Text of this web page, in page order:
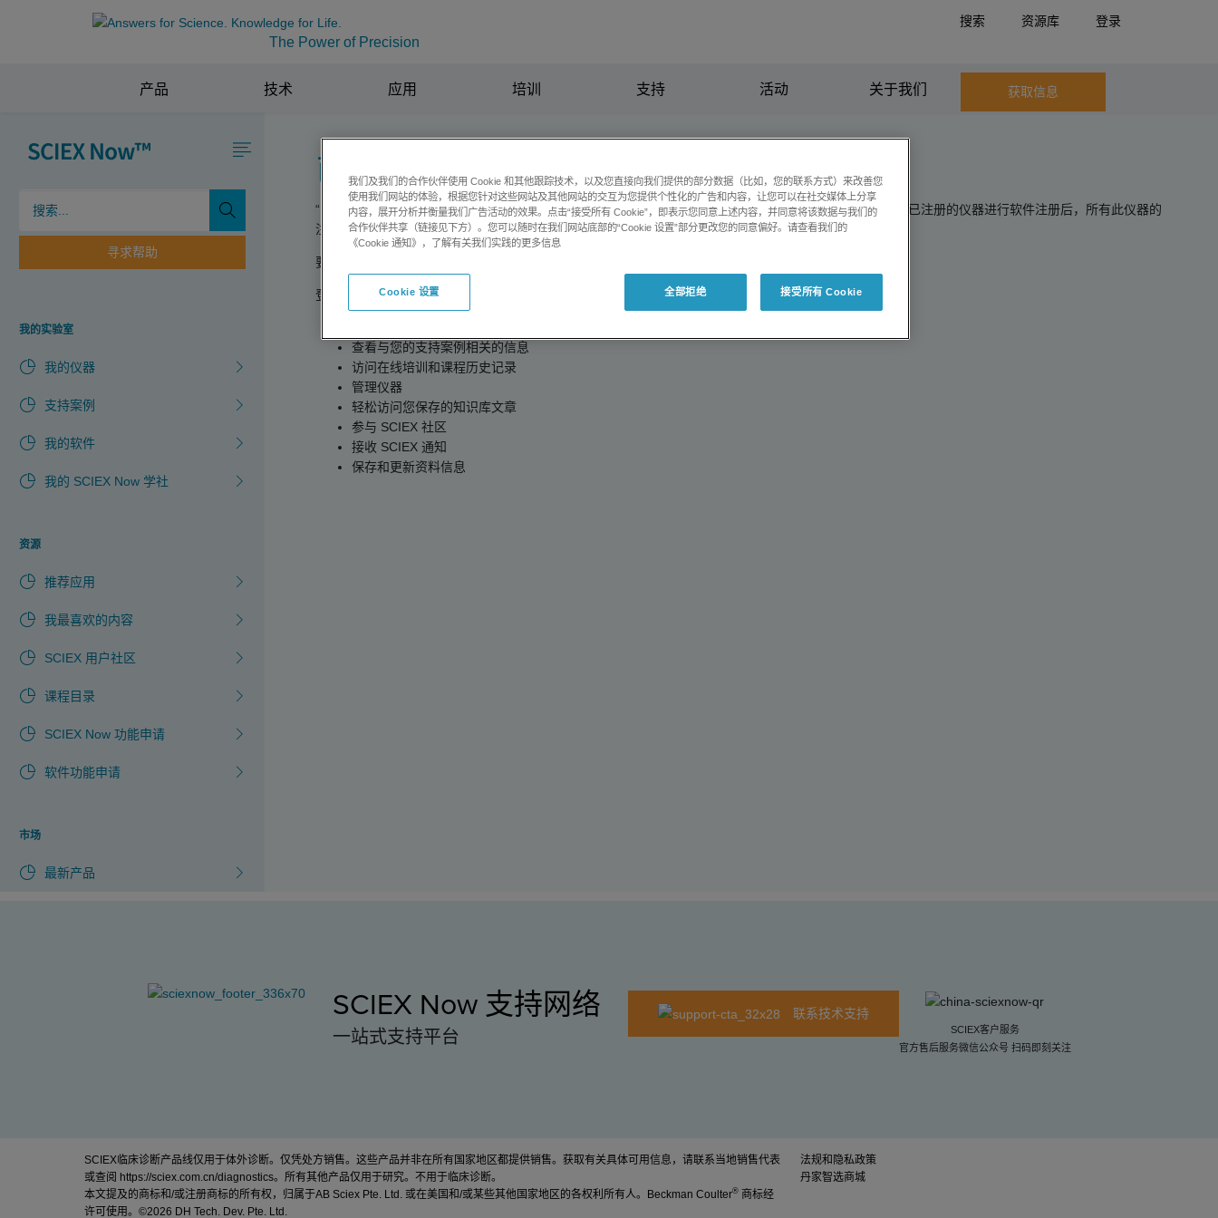
The Power of Precision
搜索 资源库 登录
产品 技术 应用 培训 支持 活动 关于我们 获取信息
寻求帮助
我的实验室
我的仪器
支持案例
我的软件
我的 SCIEX Now 学社
资源
推荐应用
我最喜欢的内容
SCIEX 用户社区
课程目录
SCIEX Now 功能申请
软件功能申请
市场
最新产品
已注册的软件
“已注册的软件”是您查看和管理软件激活的第一站。在这里您可以提交软件支持请求并查看软件状态。在对已注册的仪器进行软件注册后，所有此仪器的
注册用户都将享受软件支持。
要获取全面支持和访问个人信息，请
登录后，您可以：
查看与您的支持案例相关的信息
访问在线培训和课程历史记录
管理仪器
轻松访问您保存的知识库文章
参与 SCIEX 社区
接收 SCIEX 通知
保存和更新资料信息
SCIEX Now 支持网络
一站式支持平台
联系技术支持
SCIEX客户服务
官方售后服务微信公众号 扫码即刻关注
SCIEX临床诊断产品线仅用于体外诊断。仅凭处方销售。这些产品并非在所有国家地区都提供销售。获取有关具体可用信息，请联系当地销售代表
或查阅 https://sciex.com.cn/diagnostics。所有其他产品仅用于研究。不用于临床诊断。
本文提及的商标和/或注册商标的所有权，归属于AB Sciex Pte. Ltd. 或在美国和/或某些其他国家地区的各权利所有人。Beckman Coulter® 商标经
许可使用。©2026 DH Tech. Dev. Pte. Ltd.
法规和隐私政策
丹家智选商城
我们及我们的合作伙伴使用 Cookie 和其他跟踪技术，以及您直接向我们提供的部分数据（比如，您的联系方式）来改善您
使用我们网站的体验，根据您针对这些网站及其他网站的交互为您提供个性化的广告和内容，让您可以在社交媒体上分享
内容，展开分析并衡量我们广告活动的效果。点击“接受所有 Cookie”，即表示您同意上述内容，并同意将该数据与我们的
合作伙伴共享（链接见下方）。您可以随时在我们网站底部的“Cookie 设置”部分更改您的同意偏好。请查看我们的
《Cookie 通知》，了解有关我们实践的更多信息
Cookie 设置 全部拒绝 接受所有 Cookie